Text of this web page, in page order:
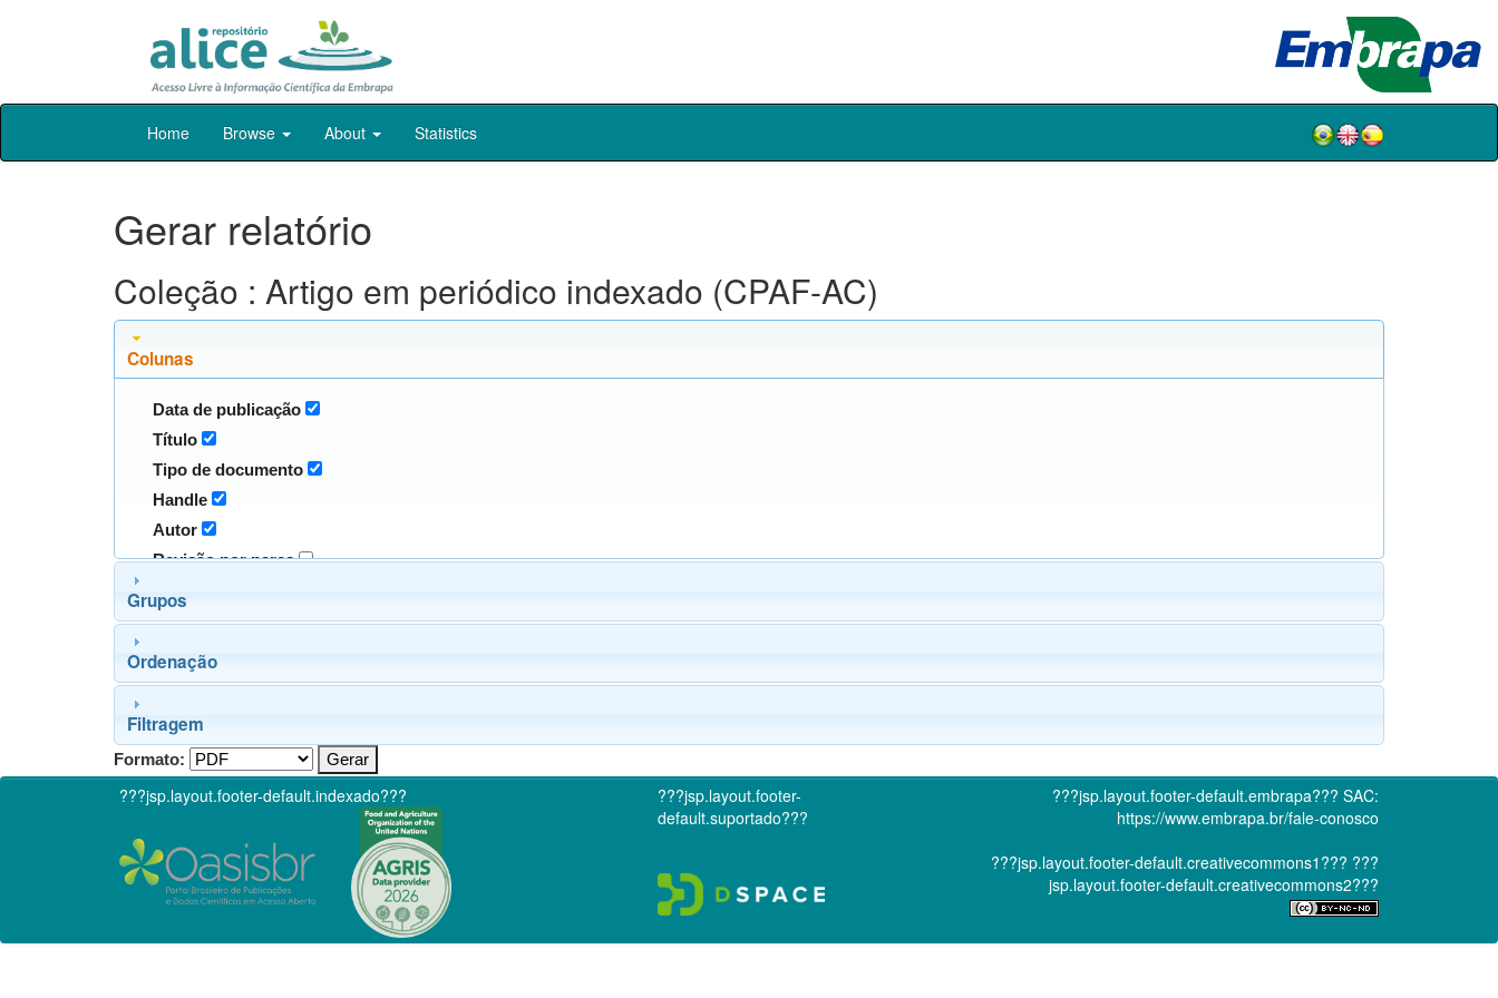
Skip
Home Browse About Statistics
Gerar relatório
Coleção : Artigo em periódico indexado (CPAF-AC)
Colunas
Data de publicação
Título
Tipo de documento
Handle
Autor
Revisão por pares
Grupos
Ordenação
Filtragem
Formato:
???jsp.layout.footer-default.indexado???
???jsp.layout.footer-
default.suportado???
???jsp.layout.footer-default.embrapa??? SAC:
https://www.embrapa.br/fale-conosco
???jsp.layout.footer-default.creativecommons1??? ???
jsp.layout.footer-default.creativecommons2???